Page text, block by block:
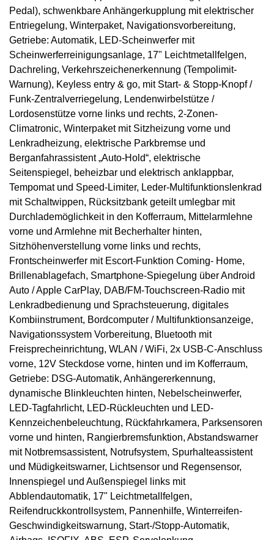
Pedal), schwenkbare Anhängerkupplung mit elektrischer
Entriegelung, Winterpaket, Navigationsvorbereitung,
Getriebe: Automatik, LED-Scheinwerfer mit
Scheinwerferreinigungsanlage, 17" Leichtmetallfelgen,
Dachreling, Verkehrszeichenerkennung (Tempolimit-
Warnung), Keyless entry & go, mit Start- & Stopp-Knopf /
Funk-Zentralverriegelung, Lendenwirbelstütze /
Lordosenstütze vorne links und rechts, 2-Zonen-
Climatronic, Winterpaket mit Sitzheizung vorne und
Lenkradheizung, elektrische Parkbremse und
Berganfahrassistent „Auto-Hold“, elektrische
Seitenspiegel, beheizbar und elektrisch anklappbar,
Tempomat und Speed-Limiter, Leder-Multifunktionslenkrad
mit Schaltwippen, Rücksitzbank geteilt umlegbar mit
Durchlademöglichkeit in den Kofferraum, Mittelarmlehne
vorne und Armlehne mit Becherhalter hinten,
Sitzhöhenverstellung vorne links und rechts,
Frontscheinwerfer mit Escort-Funktion Coming- Home,
Brillenablagefach, Smartphone-Spiegelung über Android
Auto / Apple CarPlay, DAB/FM-Touchscreen-Radio mit
Lenkradbedienung und Sprachsteuerung, digitales
Kombiinstrument, Bordcomputer / Multifunktionsanzeige,
Navigationssystem Vorbereitung, Bluetooth mit
Freisprecheinrichtung, WLAN / WiFi, 2x USB-C-Anschluss
vorne, 12V Steckdose vorne, hinten und im Kofferraum,
Getriebe: DSG-Automatik, Anhängererkennung,
dynamische Blinkleuchten hinten, Nebelscheinwerfer,
LED-Tagfahrlicht, LED-Rückleuchten und LED-
Kennzeichenbeleuchtung, Rückfahrkamera, Parksensoren
vorne und hinten, Rangierbremsfunktion, Abstandswarner
mit Notbremsassistent, Notrufsystem, Spurhalteassistent
und Müdigkeitswarner, Lichtsensor und Regensensor,
Innenspiegel und Außenspiegel links mit
Abblendautomatik, 17" Leichtmetallfelgen,
Reifendruckkontrollsystem, Pannenhilfe, Winterreifen-
Geschwindigkeitswarnung, Start-/Stopp-Automatik,